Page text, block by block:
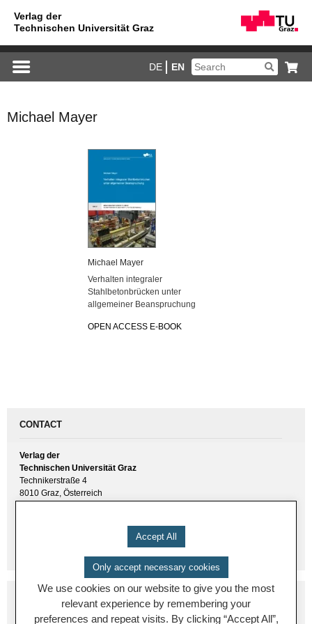
DE EN
Michael Mayer
Michael Mayer
Verhalten integraler
Stahlbetonbrücken unter
allgemeiner Beanspruchung
OPEN ACCESS E-BOOK
CONTACT
Verlag der
Technischen Universität Graz
Technikerstraße 4
8010 Graz, Österreich
Accept All
Only accept necessary cookies
We use cookies on our website to give you the most
relevant experience by remembering your
preferences and repeat visits. By clicking “Accept All”,